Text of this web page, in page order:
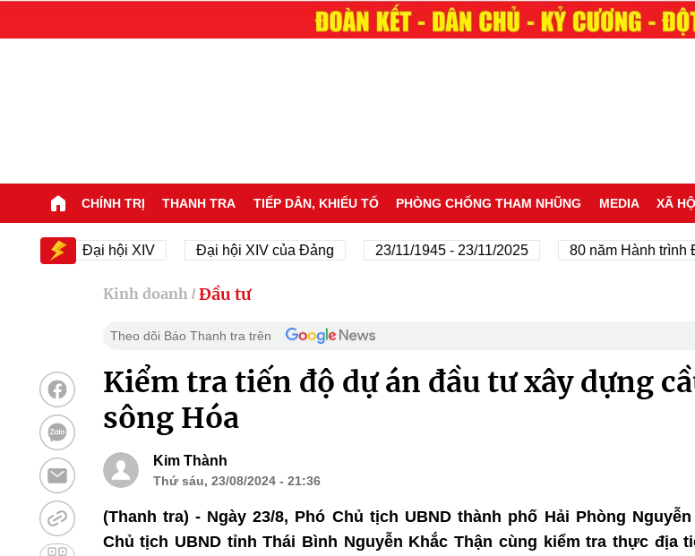
CHÍNH TRỊ THANH TRA TIẾP DÂN, KHIẾU TỐ PHÒNG CHỐNG THAM NHŨNG MEDIA XÃ
Đại hội XIV Đại hội XIV của Đảng 23/11/1945 - 23/11/2025 80 năm Hành trình Độc
Kinh doanh / Đầu tư
Theo dõi Báo Thanh tra trên
Kiểm tra tiến độ dự án đầu tư xây dựng
sông Hóa
Kim Thành
Thứ sáu, 23/08/2024 - 21:36
(Thanh tra) - Ngày 23/8, Phó Chủ tịch UBND thành phố Hải Phòng
Chủ tịch UBND tỉnh Thái Bình Nguyễn Khắc Thận cùng kiểm tra thực địa